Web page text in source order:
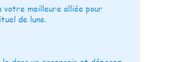
votre meilleure alliée pour
de lune.